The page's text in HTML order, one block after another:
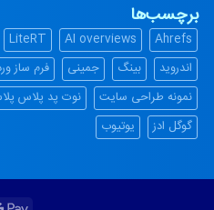
برچسب‌ها
Ahrefs
AI overviews
LiteRT
اندروید
بینگ جمینی فرم ساز
نمونه طراحی سایت
نوت پد پلاس
گوگل ادز
یوتیوب